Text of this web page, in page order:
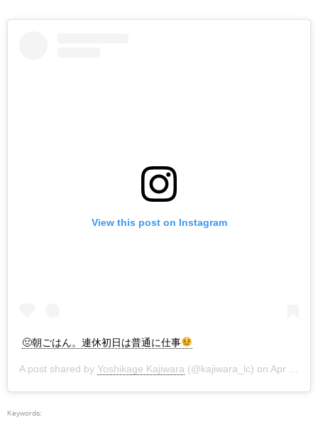
View this post on Instagram
🤢朝ごはん。連休初日は普通に仕事
A post shared by Yoshikage Kajiwara (@kajiwara_lc) on Apr 26, 2019 at 5:05pm PDT
Keywords: